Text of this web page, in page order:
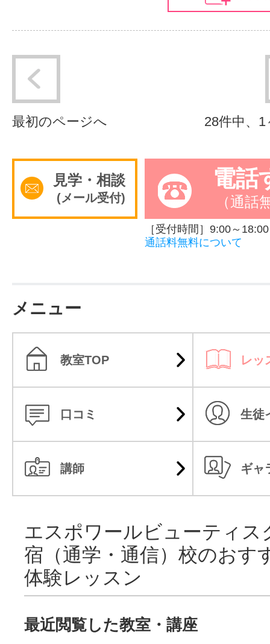
28件中、
最初のページへ
見学・相談
(メール受付)
電話
（通話
［受付時間］9:00～18:00
通話料無料について
メニュー
教室TOP レッ
口コミ 生徒
講師 ギャ
エスポワールビューティス
宿（通学・通信）校のおす
体験レッスン
最近閲覧した教室・講座